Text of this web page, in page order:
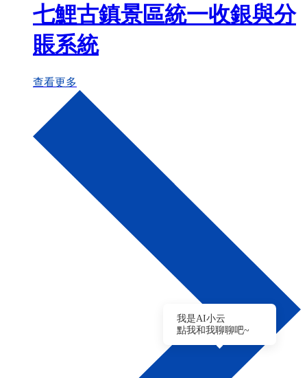
七鯉古鎮景區統一收銀與分
賬系統
查看更多
我是AI小云
點我和我聊聊吧~